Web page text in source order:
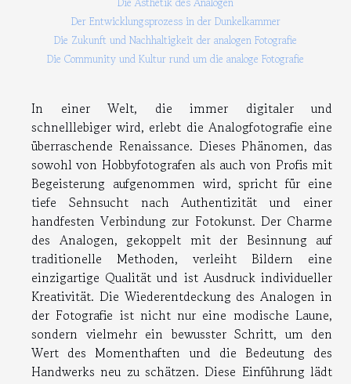
Die Ästhetik des Analogen
Der Entwicklungsprozess in der Dunkelkammer
Die Zukunft und Nachhaltigkeit der analogen Fotografie
Die Community und Kultur rund um die analoge Fotografie
In einer Welt, die immer digitaler und
schnelllebiger wird, erlebt die Analogfotografie eine
überraschende Renaissance. Dieses Phänomen, das
sowohl von Hobbyfotografen als auch von Profis mit
Begeisterung aufgenommen wird, spricht für eine
tiefe Sehnsucht nach Authentizität und einer
handfesten Verbindung zur Fotokunst. Der Charme
des Analogen, gekoppelt mit der Besinnung auf
traditionelle Methoden, verleiht Bildern eine
einzigartige Qualität und ist Ausdruck individueller
Kreativität. Die Wiederentdeckung des Analogen in
der Fotografie ist nicht nur eine modische Laune,
sondern vielmehr ein bewusster Schritt, um den
Wert des Momenthaften und die Bedeutung des
Handwerks neu zu schätzen. Diese Einführung lädt